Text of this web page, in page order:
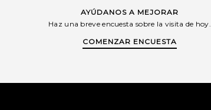
AYÚDANOS A MEJORAR
Haz una breve encuesta sobre la visita de hoy.
COMENZAR ENCUESTA